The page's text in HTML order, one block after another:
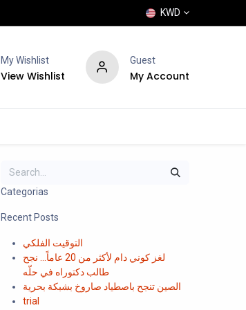
KWD
My Wishlist
View Wishlist
Guest
My Account
Categorias
Recent Posts
التوقيت الفلكي
لغز كوني دام لأكثر من 20 عاماً... نجح
طالب دكتوراه في حلّه
الصين تنجح باصطياد صاروخ بشبكة بحرية
trial